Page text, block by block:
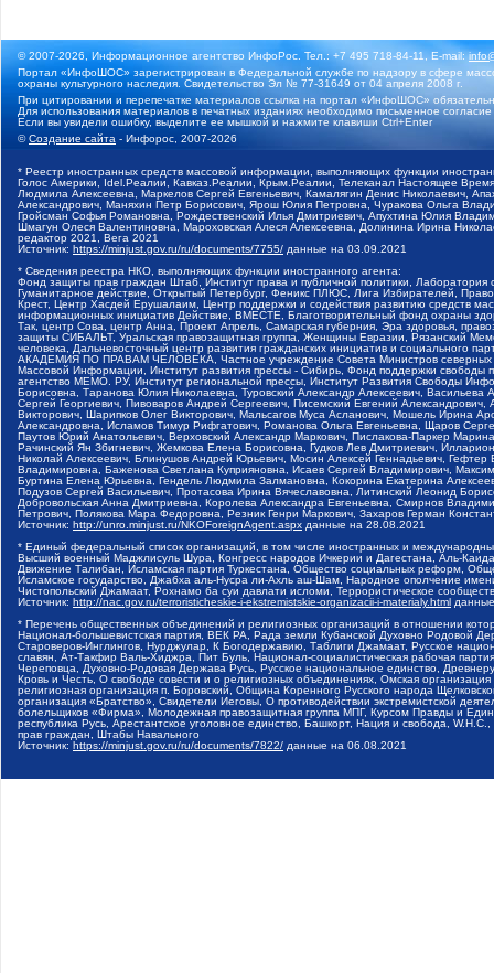
© 2007-2026, Информационное агентство ИнфоРос. Тел.: +7 495 718-84-11, E-mail:
Портал «ИнфоШОС» зарегистрирован в Федеральной службе по надзору в сфере
охраны культурного наследия. Свидетельство Эл № 77-31649 от 04 апреля 2008 г.
При цитировании и перепечатке материалов ссылка на портал «ИнфоШОС»
Для использования материалов в печатных изданиях необходимо письменное
Если вы увидели ошибку, выделите ее мышкой и нажмите клавиши Ctrl+Enter
©Создание сайта - Инфорос, 2007-2026
* Реестр иностранных средств массовой информации, выполняющих функции
Голос Америки, Idel.Реалии, Кавказ.Реалии, Крым.Реалии, Телеканал Настоящее
Людмила Алексеевна, Маркелов Сергей Евгеньевич, Камалягин Денис Николаевич,
Александрович, Маняхин Петр Борисович, Ярош Юлия Петровна, Чуракова Ольга
Гройсман Софья Романовна, Рождественский Илья Дмитриевич, Апухтина Юлия
Шмагун Олеся Валентиновна, Мароховская Алеся Алексеевна, Долинина Ирина
редактор 2021, Вега 2021
Источник: https://minjust.gov.ru/ru/documents/7755/ данные на 03.09.2021
* Сведения реестра НКО, выполняющих функции иностранного агента:
Фонд защиты прав граждан Штаб, Институт права и публичной политики,
Гуманитарное действие, Открытый Петербург, Феникс ПЛЮС, Лига Избирателей,
Крест, Центр Хасдей Ерушалаим, Центр поддержки и содействия развитию средств
информационных инициатив Действие, ВМЕСТЕ, Благотворительный фонд охраны
Так, центр Сова, центр Анна, Проект Апрель, Самарская губерния, Эра здоровья,
защиты СИБАЛЬТ, Уральская правозащитная группа, Женщины Евразии, Рязанский
человека, Дальневосточный центр развития гражданских инициатив и социального
АКАДЕМИЯ ПО ПРАВАМ ЧЕЛОВЕКА, Частное учреждение Совета Министров северных
Массовой Информации, Институт развития прессы - Сибирь, Фонд поддержки
агентство МЕМО. РУ, Институт региональной прессы, Институт Развития Свободы
Борисовна, Таранова Юлия Николаевна, Туровский Александр Алексеевич,
Сергей Георгиевич, Пивоваров Андрей Сергеевич, Писемский Евгений
Викторович, Шарипков Олег Викторович, Мальсагов Муса Асланович, Мошель Ирина
Александровна, Исламов Тимур Рифгатович, Романова Ольга Евгеньевна, Щаров
Паутов Юрий Анатольевич, Верховский Александр Маркович, Пислакова-Паркер
Рачинский Ян Збигневич, Жемкова Елена Борисовна, Гудков Лев Дмитриевич,
Николай Алексеевич, Блинушов Андрей Юрьевич, Мосин Алексей Геннадьевич,
Владимировна, Баженова Светлана Куприяновна, Исаев Сергей Владимирович,
Буртина Елена Юрьевна, Гендель Людмила Залмановна, Кокорина Екатерина
Подузов Сергей Васильевич, Протасова Ирина Вячеславовна, Литинский Леонид
Добровольская Анна Дмитриевна, Королева Александра Евгеньевна, Смирнов
Петрович, Полякова Мара Федоровна, Резник Генри Маркович, Захаров Герман
Источник: http://unro.minjust.ru/NKOForeignAgent.aspx данные на 28.08.2021
* Единый федеральный список организаций, в том числе иностранных и
Высший военный Маджлисуль Шура, Конгресс народов Ичкерии и Дагестана, Аль-
Движение Талибан, Исламская партия Туркестана, Общество социальных реформ,
Исламское государство, Джабха аль-Нусра ли-Ахль аш-Шам, Народное ополчение
Чистопольский Джамаат, Рохнамо ба суи давлати исломи, Террористическое
Источник: http://nac.gov.ru/terroristicheskie-i-ekstremistskie-organizacii-i-materialy.html
* Перечень общественных объединений и религиозных организаций в отношении
Национал-большевистская партия, ВЕК РА, Рада земли Кубанской Духовно Родовой
Староверов-Инглингов, Нурджулар, К Богодержавию, Таблиги Джамаат, Русское
славян, Ат-Такфир Валь-Хиджра, Пит Буль, Национал-социалистическая рабочая
Череповца, Духовно-Родовая Держава Русь, Русское национальное единство,
Кровь и Честь, О свободе совести и о религиозных объединениях, Омская
религиозная организация п. Боровский, Община Коренного Русского народа
организация «Братство», Свидетели Иеговы, О противодействии экстремистской
болельщиков «Фирма», Молодежная правозащитная группа МПГ, Курсом Правды и
республика Русь, Арестантское уголовное единство, Башкорт, Нация и свобода,
прав граждан, Штабы Навального
Источник: https://minjust.gov.ru/ru/documents/7822/ данные на 06.08.2021